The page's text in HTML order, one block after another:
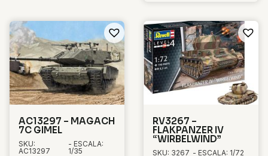
AC13297 – MAGACH
7C GIMEL
SKU:
AC13297
- ESCALA:
1/35
RV3267 –
FLAKPANZER IV
“WIRBELWIND”
SKU: 3267 - ESCALA: 1/72